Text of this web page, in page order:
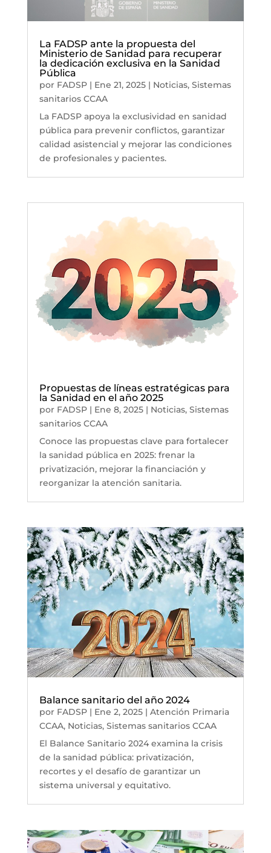
La FADSP ante la propuesta del
Ministerio de Sanidad para recuperar
la dedicación exclusiva en la Sanidad
Pública
por FADSP| Ene 21, 2025| Noticias, Sistemas
sanitarios CCAA
La FADSP apoya la exclusividad en sanidad
pública para prevenir conflictos, garantizar
calidad asistencial y mejorar las condiciones
de profesionales y pacientes.
Propuestas de líneas estratégicas para
la Sanidad en el año 2025
por FADSP| Ene 8, 2025| Noticias, Sistemas
sanitarios CCAA
Conoce las propuestas clave para fortalecer
la sanidad pública en 2025: frenar la
privatización, mejorar la financiación y
reorganizar la atención sanitaria.
Balance sanitario del año 2024
por FADSP| Ene 2, 2025| Atención Primaria
CCAA, Noticias, Sistemas sanitarios CCAA
El Balance Sanitario 2024 examina la crisis
de la sanidad pública: privatización,
recortes y el desafío de garantizar un
sistema universal y equitativo.